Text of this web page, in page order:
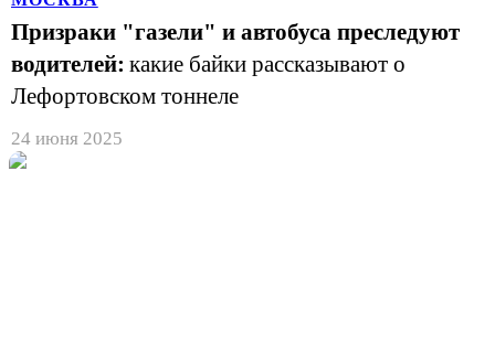
Призраки "газели" и автобуса преследуют
водителей: какие байки рассказывают о
Лефортовском тоннеле
24 июня 2025